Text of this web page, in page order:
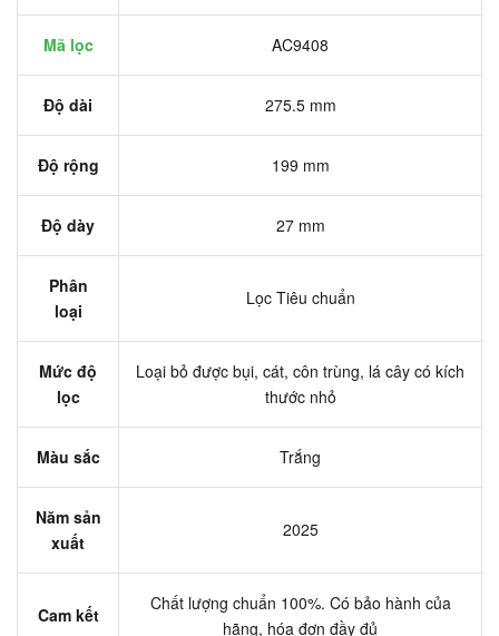
Mã lọc AC9408
Độ dài 275.5 mm
Độ rộng 199 mm
Độ dày 27 mm
Phân
loại
Lọc Tiêu chuẩn
Mức độ
lọc
Loại bỏ được bụi, cát, côn trùng, lá cây có kích
thước nhỏ
Màu sắc Trắng
Năm sản
xuất
2025
Cam kết
Chất lượng chuẩn 100%. Có bảo hành của
hãng, hóa đơn đầy đủ